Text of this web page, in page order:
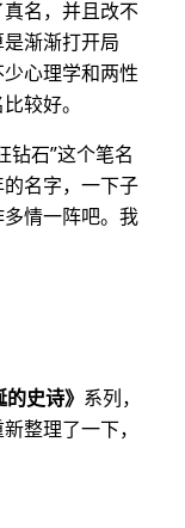
名，并且改不
渐渐打开局
心理学和两性
较好。
钻石”这个笔名
名字，一下子
情一阵吧。我
史诗》 系列，
整理了一下，